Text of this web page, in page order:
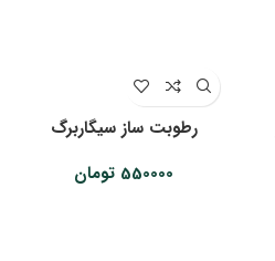
رطوبت ساز سیگاربرگ
550000 تومان